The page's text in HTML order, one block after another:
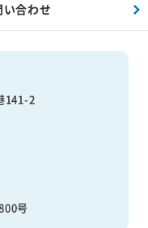
141-2
号
い合わせ